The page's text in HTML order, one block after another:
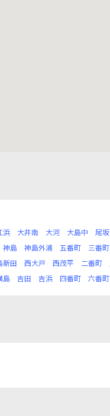
浜 大井南 大河 大島中 尾坂
神島 神島外浦 五番町 三番町
新田 西大戸 西茂平 二番町
島 吉田 吉浜 四番町 六番町